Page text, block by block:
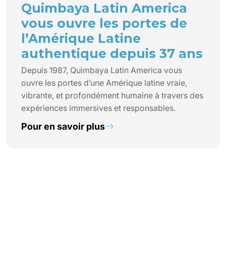
Quimbaya Latin America
vous ouvre les portes de
l’Amérique Latine
authentique depuis 37 ans
Depuis 1987, Quimbaya Latin America vous
ouvre les portes d’une Amérique latine vraie,
vibrante, et profondément humaine à travers des
expériences immersives et responsables.
Pour en savoir plus